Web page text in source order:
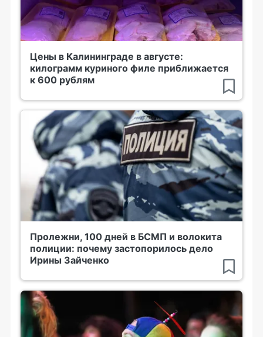
Цены в Калининграде в августе:
килограмм куриного филе приближается
к 600 рублям
Пролежни, 100 дней в БСМП и волокита
полиции: почему застопорилось дело
Ирины Зайченко